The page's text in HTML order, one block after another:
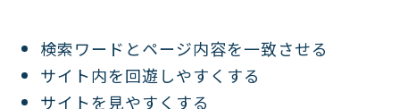
検索ワードとページ内容を一致させる
サイト内を回遊しやすくする
サイトを見やすくする